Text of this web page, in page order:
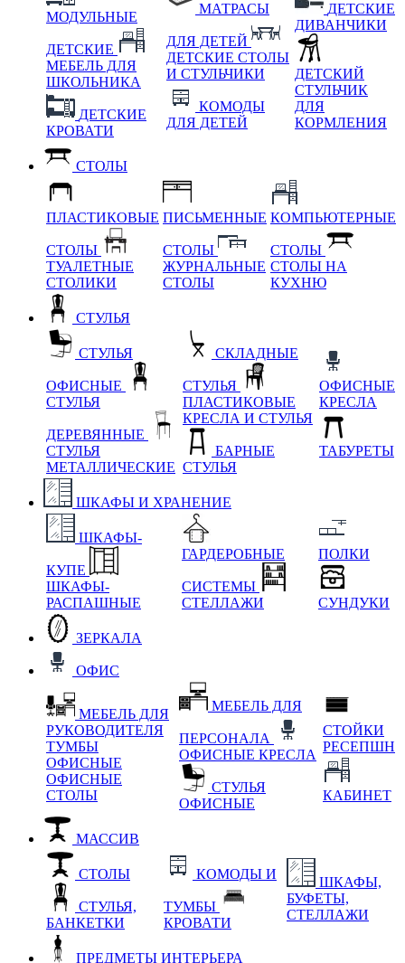
МОДУЛЬНЫЕ
ДЕТСКИЕ
МЕБЕЛЬ ДЛЯ
ШКОЛЬНИКА
ДЕТСКИЕ
КРОВАТИ
МАТРАСЫ
ДЛЯ ДЕТЕЙ
ДЕТСКИЕ СТОЛЫ
И СТУЛЬЧИКИ
КОМОДЫ
ДЛЯ ДЕТЕЙ
ДЕТСКИЕ
ДИВАНЧИКИ
ДЕТСКИЙ
СТУЛЬЧИК
ДЛЯ
КОРМЛЕНИЯ
СТОЛЫ
ПЛАСТИКОВЫЕ
СТОЛЫ
ТУАЛЕТНЫЕ
СТОЛИКИ
ПИСЬМЕННЫЕ
СТОЛЫ
ЖУРНАЛЬНЫЕ
СТОЛЫ
КОМПЬЮТЕРНЫЕ
СТОЛЫ
СТОЛЫ НА
КУХНЮ
СТУЛЬЯ
СТУЛЬЯ
ОФИСНЫЕ
СТУЛЬЯ
ДЕРЕВЯННЫЕ
СТУЛЬЯ
МЕТАЛЛИЧЕСКИЕ
СКЛАДНЫЕ
СТУЛЬЯ
ПЛАСТИКОВЫЕ
КРЕСЛА И СТУЛЬЯ
БАРНЫЕ
СТУЛЬЯ
ОФИСНЫЕ
КРЕСЛА
ТАБУРЕТЫ
ШКАФЫ И ХРАНЕНИЕ
ШКАФЫ-
КУПЕ
ШКАФЫ-
РАСПАШНЫЕ
ГАРДЕРОБНЫЕ
СИСТЕМЫ
СТЕЛЛАЖИ
ПОЛКИ
СУНДУКИ
ЗЕРКАЛА
ОФИС
МЕБЕЛЬ ДЛЯ
РУКОВОДИТЕЛЯ
ТУМБЫ
ОФИСНЫЕ
ОФИСНЫЕ
СТОЛЫ
МЕБЕЛЬ ДЛЯ
ПЕРСОНАЛА
ОФИСНЫЕ КРЕСЛА
СТУЛЬЯ
ОФИСНЫЕ
СТОЙКИ
РЕСЕПШН
КАБИНЕТ
МАССИВ
СТОЛЫ
СТУЛЬЯ,
БАНКЕТКИ
КОМОДЫ И
ТУМБЫ
КРОВАТИ
ШКАФЫ,
БУФЕТЫ,
СТЕЛЛАЖИ
ПРЕДМЕТЫ ИНТЕРЬЕРА